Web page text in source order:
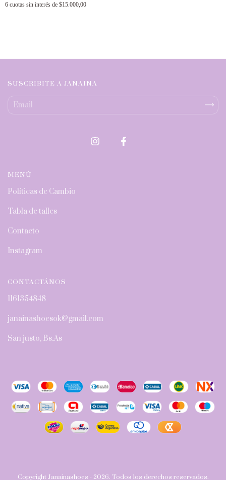
6 cuotas sin interés de $15.000,00
SUSCRIBITE A JANAINA
MENÚ
Políticas de Cambio
Tabla de talles
Contacto
Instagram
CONTACTÁNOS
1161354848
janainashoesok@gmail.com
San justo, Bs.As
Copyright Janainashoes - 2026. Todos los derechos reservados.